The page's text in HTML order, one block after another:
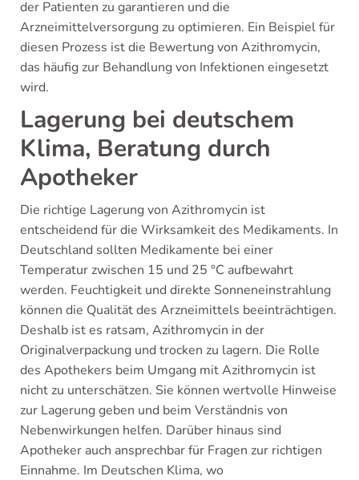
der Patienten zu garantieren und die
Arzneimittelversorgung zu optimieren. Ein Beispiel für
diesen Prozess ist die Bewertung von Azithromycin,
das häufig zur Behandlung von Infektionen eingesetzt
wird.
Lagerung bei deutschem
Klima, Beratung durch
Apotheker
Die richtige Lagerung von Azithromycin ist
entscheidend für die Wirksamkeit des Medikaments. In
Deutschland sollten Medikamente bei einer
Temperatur zwischen 15 und 25 °C aufbewahrt
werden. Feuchtigkeit und direkte Sonneneinstrahlung
können die Qualität des Arzneimittels beeinträchtigen.
Deshalb ist es ratsam, Azithromycin in der
Originalverpackung und trocken zu lagern. Die Rolle
des Apothekers beim Umgang mit Azithromycin ist
nicht zu unterschätzen. Sie können wertvolle Hinweise
zur Lagerung geben und beim Verständnis von
Nebenwirkungen helfen. Darüber hinaus sind
Apotheker auch ansprechbar für Fragen zur richtigen
Einnahme. Im Deutschen Klima, wo